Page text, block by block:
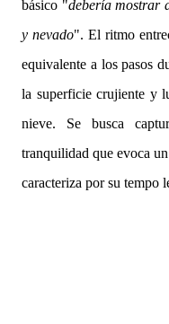
básico "debería mostrar
y nevado". El ritmo
equivalente a los pasos
la superficie crujiente y
nieve. Se busca
tranquilidad que evoca
caracteriza por su tempo